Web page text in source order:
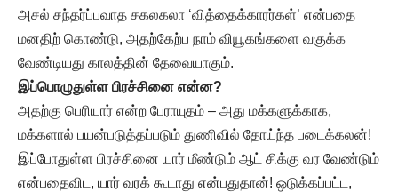
அசல் சந்தர்ப்பவாத சகலகலா ‘வித்தைக்காரர்கள்’ என்பதை
மனதிற் கொண்டு, அதற்கேற்ப நாம் வியூகங்களை வகுக்க
வேண்டியது காலத்தின் தேவையாகும்.
இப்பொழுதுள்ள பிரச்சினை என்ன?
அதற்கு பெரியார் என்ற பேராயுதம் – அது மக்களுக்காக,
மக்களால் பயன்படுத்தப்படும் துணிவில் தோய்ந்த படைக்கலன்!
இப்போதுள்ள பிரச்சினை யார் மீண்டும் ஆட் சிக்கு வர வேண்டும்
என்பதைவிட, யார் வரக் கூடாது என்பதுதான்! ஒடுக்கப்பட்ட,